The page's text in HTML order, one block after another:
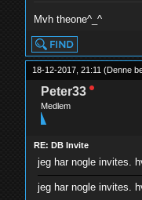
Mvh theone^_^
18-12-2017, 21:11(Denne
Peter33
Medlem
RE: DB Invite
jeg har nogle invites.
jeg har nogle invites.